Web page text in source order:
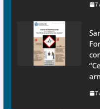
7
7